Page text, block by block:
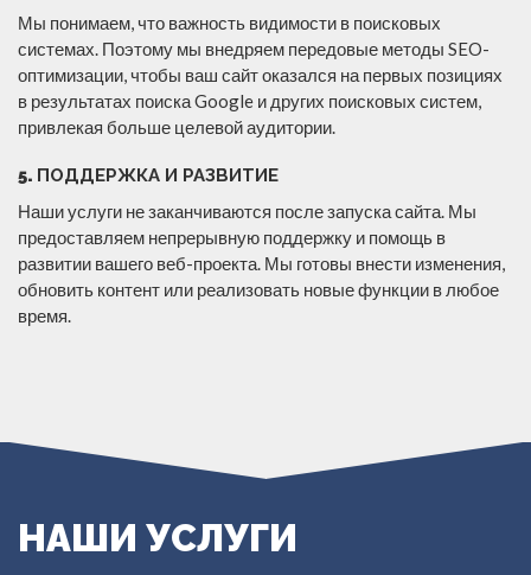
Мы понимаем, что важность видимости в поисковых
системах. Поэтому мы внедряем передовые методы SEO-
оптимизации, чтобы ваш сайт оказался на первых позициях
в результатах поиска Google и других поисковых систем,
привлекая больше целевой аудитории.
5. ПОДДЕРЖКА И РАЗВИТИЕ
Наши услуги не заканчиваются после запуска сайта. Мы
предоставляем непрерывную поддержку и помощь в
развитии вашего веб-проекта. Мы готовы внести изменения,
обновить контент или реализовать новые функции в любое
время.
НАШИ УСЛУГИ